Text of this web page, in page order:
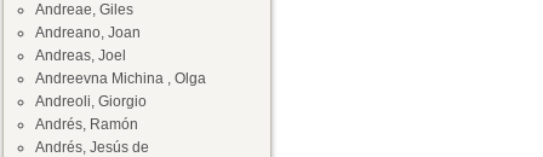
Andreae, Giles
Andreano, Joan
Andreas, Joel
Andreevna Michina , Olga
Andreoli, Giorgio
Andrés, Ramón
Andrés, Jesús de